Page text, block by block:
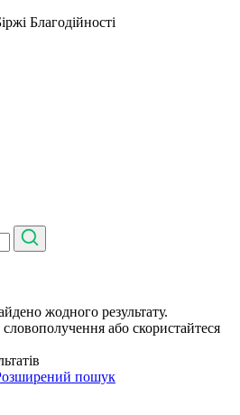
Благодійності
жодного результату.
або скористайтеся
пошук